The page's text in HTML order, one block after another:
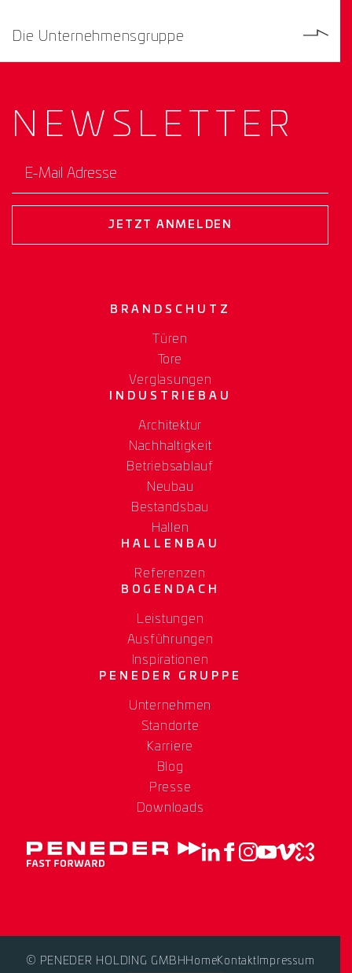
Die Unternehmensgruppe
NEWS­ LETTER
E-Mail Adresse
JETZT ANMELDEN
BRANDSCHUTZ
Türen
Tore
Verglasungen
INDUSTRIEBAU
Architektur
Nachhaltigkeit
Betriebsablauf
Neubau
Bestandsbau
Hallen
HALLENBAU
Referenzen
BOGENDACH
Leistungen
Ausführungen
Inspirationen
PENEDER GRUPPE
Unternehmen
Standorte
Karriere
Blog
Presse
Downloads
© PENEDER HOLDING GMBHHomeKontakt Impressum